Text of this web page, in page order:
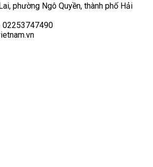
phường Ngô Quyền, thành phố Hải
02253747490